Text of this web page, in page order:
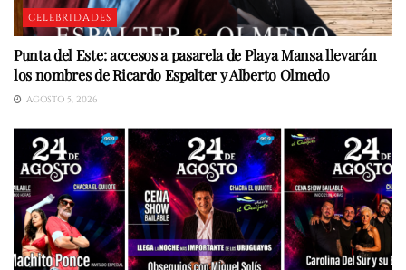
CELEBRIDADES
Punta del Este: accesos a pasarela de Playa Mansa llevarán
los nombres de Ricardo Espalter y Alberto Olmedo
AGOSTO 5, 2026